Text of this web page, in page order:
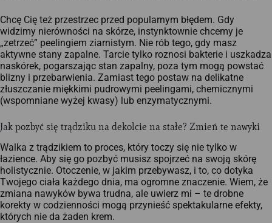
Chcę Cię też przestrzec przed popularnym błędem. Gdy
widzimy nierówności na skórze, instynktownie chcemy je
„zetrzeć” peelingiem ziarnistym. Nie rób tego, gdy masz
aktywne stany zapalne. Tarcie tylko roznosi bakterie i uszkadza
naskórek, pogarszając stan zapalny, poza tym mogą powstać
blizny i przebarwienia. Zamiast tego postaw na delikatne
złuszczanie miękkimi pudrowymi peelingami, chemicznymi
(wspomniane wyżej kwasy) lub enzymatycznymi.
Jak pozbyć się trądziku na dekolcie na stałe? Zmień te nawyki
Walka z trądzikiem to proces, który toczy się nie tylko w
łazience. Aby się go pozbyć musisz spojrzeć na swoją skórę
holistycznie. Otoczenie, w jakim przebywasz, i to, co dotyka
Twojego ciała każdego dnia, ma ogromne znaczenie. Wiem, że
zmiana nawyków bywa trudna, ale uwierz mi – te drobne
korekty w codzienności mogą przynieść spektakularne efekty,
których nie da żaden krem.